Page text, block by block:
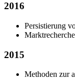
2016
Persistierung
2015
Methoden zur